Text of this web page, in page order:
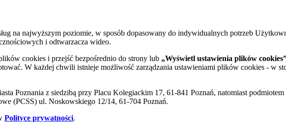
na najwyższym poziomie, w sposób dopasowany do indywidualnych potrzeb
i odtwarzacza wideo.
cookies i przejść bezpośrednio do strony lub „Wyświetl ustawienia plików
W każdej chwili istnieje możliwość zarządzania ustawieniami plików cookies - w
Poznania z siedzibą przy Placu Kolegiackim 17, 61-841 Poznań, natomiast
(PCSS) ul. Noskowskiego 12/14, 61-704 Poznań.
Polityce prywatności.